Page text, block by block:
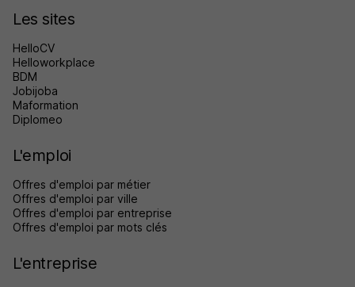
Les sites
HelloCV
Helloworkplace
BDM
Jobijoba
Maformation
Diplomeo
L'emploi
Offres d'emploi par métier
Offres d'emploi par ville
Offres d'emploi par entreprise
Offres d'emploi par mots clés
L'entreprise